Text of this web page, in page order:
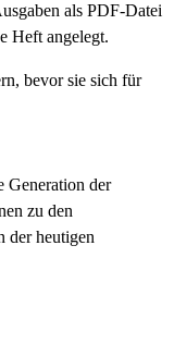
als PDF-Datei
Heft angelegt.
bevor sie sich für
Generation der
zu den
der heutigen